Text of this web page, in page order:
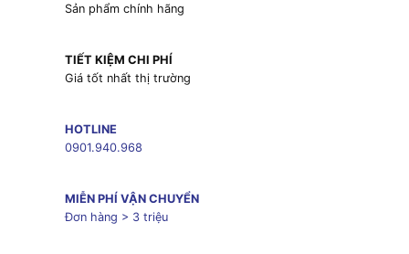
Sản phẩm chính hãng
TIẾT KIỆM CHI PHÍ
Giá tốt nhất thị trường
HOTLINE
0901.940.968
MIỄN PHÍ VẬN CHUYỂN
Đơn hàng > 3 triệu